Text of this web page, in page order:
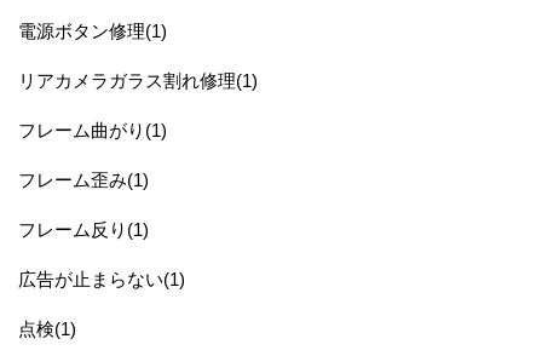
電源ボタン修理(1)
リアカメラガラス割れ修理(1)
フレーム曲がり(1)
フレーム歪み(1)
フレーム反り(1)
広告が止まらない(1)
点検(1)